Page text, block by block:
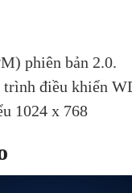
phiên bản 2.0.
điều khiển
1024 x 768